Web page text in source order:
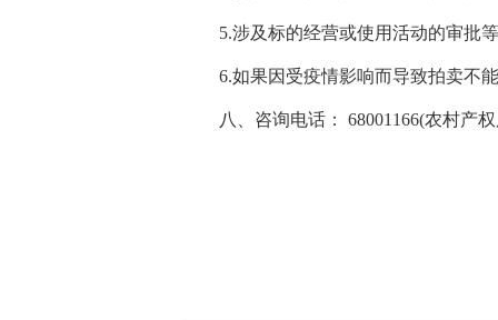
5.涉及标的经营或使用活动的审批
6.如果因受疫情影响而导致拍卖不
八、咨询电话： 68001166(农村产